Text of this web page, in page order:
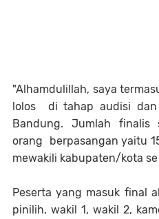
"Alhamdulillah, saya
lolos di tahap audisi dan
Bandung. Jumlah finalis
orang berpasangan yaitu
mewakili kabupaten/kota
Peserta yang masuk final
pinilih, wakil 1, wakil 2,